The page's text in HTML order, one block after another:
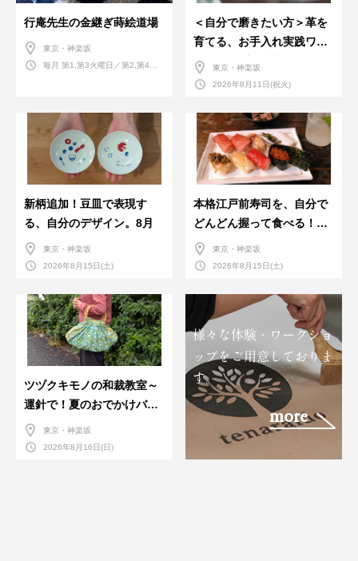
行庵先生の金継ぎ蒔絵道場
東京・神楽坂
毎月 第1,第3火曜日／第2,第4火
＜自分で磨きたい方＞革を
育てる、お手入れ実践ワー
クショップ。基本編！
東京・神楽坂
2026年8月11日(祝火)
新柄追加！豆皿で表現す
る、自分のデザイン。8月
東京・神楽坂
2026年8月15日(土)
本格江戸前寿司を、自分で
どんどん握って食べる！職
人さんに教わる＜握りの練
習会＞８月
東京・神楽坂
2026年8月15日(土)
ツヅクキモノの和裁教室～
運針で！夏のおでかけバン
ダナバッグづくり～
東京・神楽坂
2026年8月16日(日)
様々な体験・ワークショ
ップをご用意しておりま
す。
more